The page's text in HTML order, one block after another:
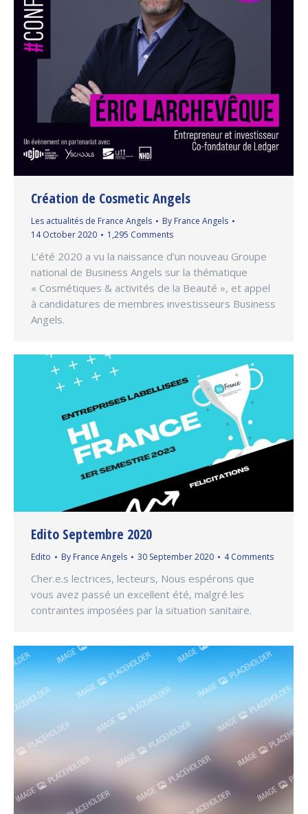
Création de Cosmetic Angels
Les actualités de France Angels By France Angels
14 October 2020
1,295 Comments
L’été 2020 a vu la naissance d’un nouveau Groupe
national de Business Angels sur la thématique
« Cosmétiques & activités de la Beauté », et appel
à candidatures de membres investisseurs Business
Angels.
Edito Septembre 2020
Edito By France Angels 30 September 2020 4 Comments
Cher.e.s lectrices, lecteurs, Nous espérons que
vous avez passé un excellent été, malgré les
contraintes imposées par la situation sanitaire.